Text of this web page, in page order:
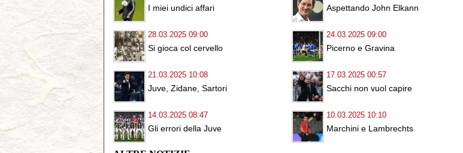
I miei undici affari Aspettando John Elkann
28.03.2025 09:00
Si gioca col cervello
24.03.2025 09:00
Picerno e Gravina
21.03.2025 10:08
Juve, Zidane, Sartori
17.03.2025 00:57
Sacchi non vuol capire
14.03.2025 08:47
Gli errori della Juve
10.03.2025 10:10
Marchini e Lambrechts